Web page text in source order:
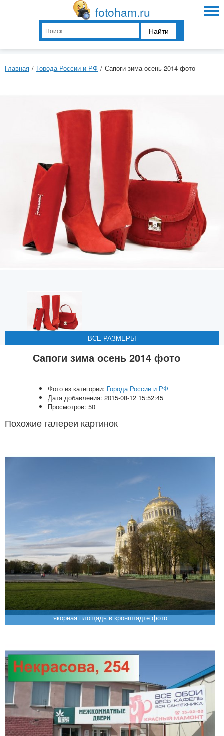
fotoham.ru
Найти
Главная / Города России и РФ / Сапоги зима осень 2014 фото
ВСЕ РАЗМЕРЫ
ВСЕ РАЗМЕРЫ
ВСЕ РАЗМЕРЫ
ВСЕ РАЗМЕРЫ
Сапоги зима осень 2014 фото
Фото из категории: Города России и РФ
Дата добавления: 2015-08-12 15:52:45
Просмотров: 50
Похожие галереи картинок
якорная площадь в кронштадте фото